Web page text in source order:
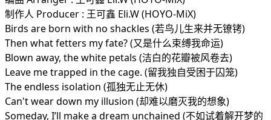
制作人 Producer : 王可鑫 Eli.W (HOYO-MiX)
Birds are born with no shackles (若鸟儿生来并无镣铐)
Then what fetters my fate? (又是什么束缚我命运)
Blown away, the white petals (洁白的花瓣被风卷去)
Leave me trapped in the cage. (留我独自受困于囚笼)
The endless isolation (孤独无止无休)
Can't wear down my illusion (却难以磨灭我的想象)
Someday, I’ll make a dream unchained (不如试着解开梦的